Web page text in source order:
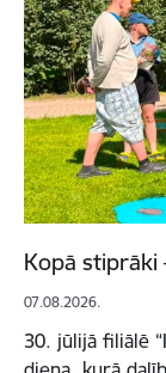
Kopā stiprāki
07.08.2026.
30. jūlijā filiālē